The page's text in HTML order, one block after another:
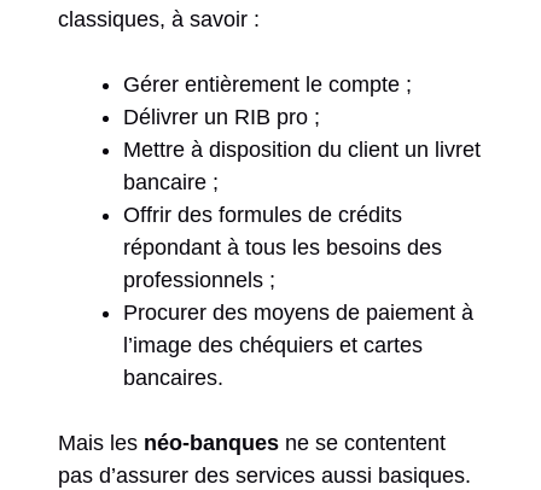
classiques, à savoir :
Gérer entièrement le compte ;
Délivrer un RIB pro ;
Mettre à disposition du client un livret
bancaire ;
Offrir des formules de crédits
répondant à tous les besoins des
professionnels ;
Procurer des moyens de paiement à
l’image des chéquiers et cartes
bancaires.
Mais les néo-banques ne se contentent
pas d’assurer des services aussi basiques.